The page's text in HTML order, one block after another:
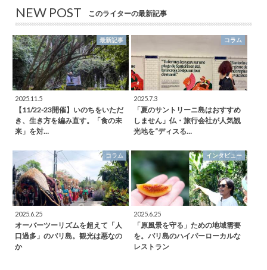
NEW POST このライターの最新記事
最新記事
2025.11.5
【11/22-23開催】いのちをいただ
き、生き方を編み直す。「食の未
来」を対…
コラム
2025.7.3
「夏のサントリーニ島はおすすめ
しません」仏・旅行会社が人気観
光地を“ディスる…
コラム
2025.6.25
オーバーツーリズムを超えて「人
口過多」のバリ島。観光は悪なの
か
インタビュー
2025.6.25
「原風景を守る」ための地域需要
を。バリ島のハイパーローカルな
レストラン